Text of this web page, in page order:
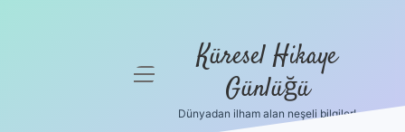
menüyü
Küresel Hikaye
Günlüğü
Dünyadan ilham alan neşeli bilgiler!